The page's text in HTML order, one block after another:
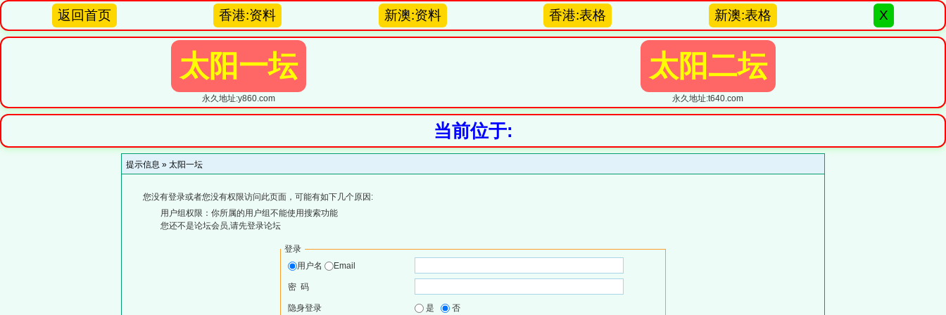
返回首页 香港:资料 新澳:资料 香港:表格 新澳:表格 X
太阳一坛
永久地址:y860.com
太阳二坛
永久地址:t640.com
当前位于:
提示信息 » 太阳一坛
您没有登录或者您没有权限访问此页面，可能有如下几个原因:
用户组权限：你所属的用户组不能使用搜索功能
您还不是论坛会员,请先登录论坛
登录
用户名
Email
密 码
隐身登录 是 否